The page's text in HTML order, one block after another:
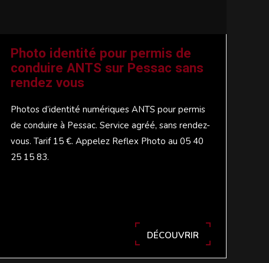
Photo identité pour permis de
conduire ANTS sur Pessac sans
rendez vous
Photos d’identité numériques ANTS pour permis
de conduire à Pessac. Service agréé, sans rendez-
vous. Tarif 15 €. Appelez Reflex Photo au 05 40
25 15 83.
DÉCOUVRIR